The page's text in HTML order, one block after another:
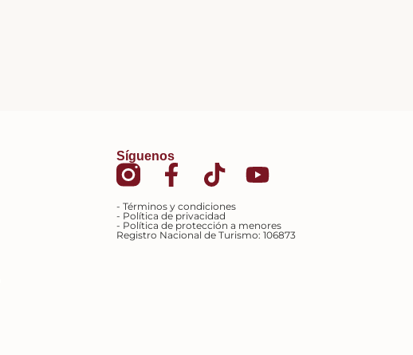
Síguenos
- Términos y condiciones
- Política de privacidad
- Política de protección a menores
Registro Nacional de Turismo: 106873